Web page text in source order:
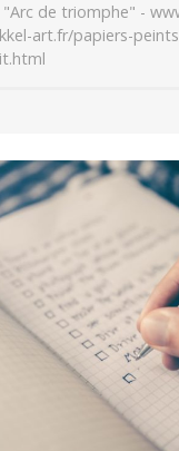
de triomphe" -
art.fr/papiers-